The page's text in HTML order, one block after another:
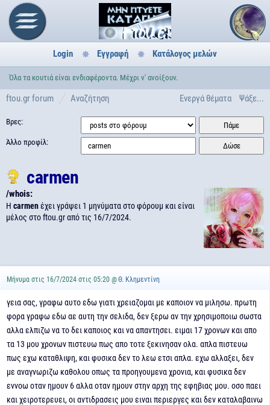
Login Εγγραφή Κατάλογος μελών
Όλα τα κουτιά είναι ενδιαφέροντα. Μέχρι ν' ανοίξουν.
Ενεργά θέματα Ψάξε...
ftou.gr forum Αναζήτηση
carmen
Βρες:
Άλλο προφίλ:
/whois:
H carmenέχει γράψει 1 μηνύματα στο φόρουμ και είναι
μέλος στο ftou.gr από τις 16/7/2024.
Μήνυμα στις 16/7/2024 στις 05:20 @Θ. Κλημεντίνη
γεια σας, γραφω αυτο εδω γιατι χρειαζομαι με καποιον να μιλησω. πρωτη
φορα γραφω εδω αε αυτη την σελιδα, δεν ξερω αν την χρησιμοποιω σωστα
αλλα ελπιζω να το δει καποιος και να απαντησει. ειμαι 17 χρονων και απο
τα 13 μου χρονων πιστευω πως απο τοτε ξεκινησαν ολα. απλα πιστευω
πως εχω καταθλιψη, και φυσικα δεν το λεω ετσι απλα. εχω αλλαξει, δεν
με αναγνωριζω καθολου οπως τα προηγουμενα χρονια, και φυσικα δεν
εννοω οταν ημουν 6 αλλα οταν ημουν στην αρχη της εφηβιας μου. οσο παει
και χειροτερευει, οι αντιδρασεις μου ειναι περιεργες και δεν καταλαβαινω